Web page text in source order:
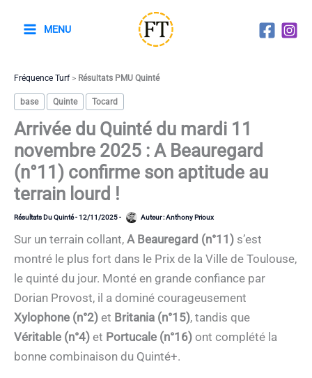
MENU
Fréquence Turf> Résultats PMU Quinté
base Quinte Tocard
Arrivée du Quinté du mardi 11
novembre 2025 : A Beauregard
(n°11) confirme son aptitude au
terrain lourd !
Résultats Du Quinté-12/11/2025- Auteur :Anthony Prioux
Sur un terrain collant, A Beauregard (n°11) s’est
montré le plus fort dans le Prix de la Ville de Toulouse,
le quinté du jour. Monté en grande confiance par
Dorian Provost, il a dominé courageusement
Xylophone (n°2) et Britania (n°15), tandis que
Véritable (n°4) et Portucale (n°16) ont complété la
bonne combinaison du Quinté+.